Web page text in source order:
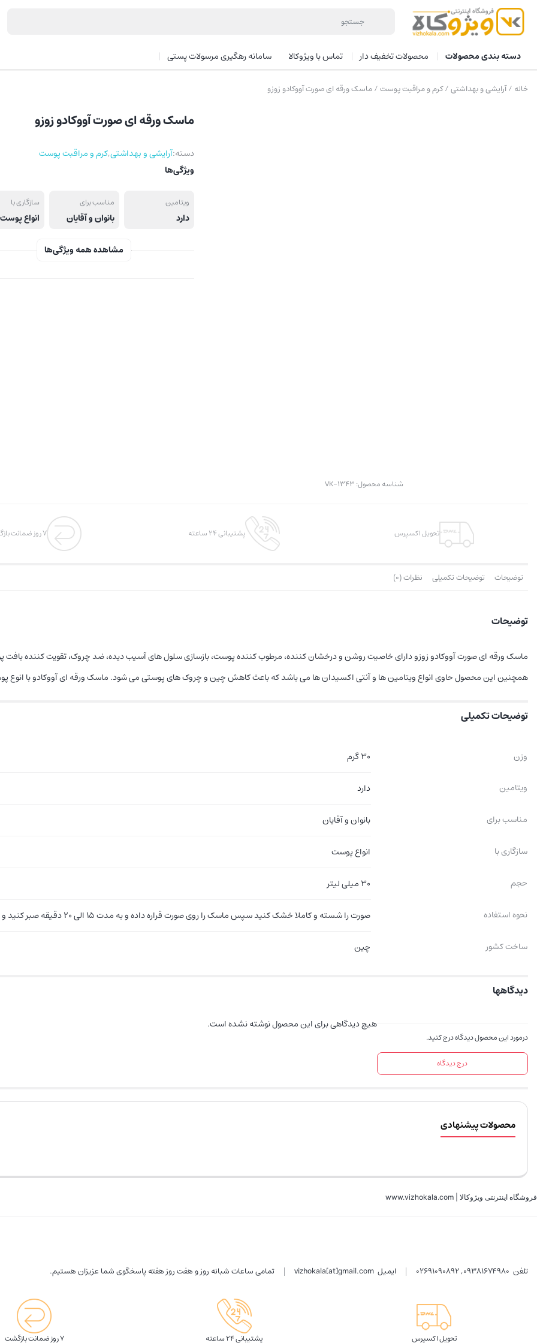
دسته بندی محصولات محصولات تخفیف دار تماس با ویژوکالا سامانه رهگیری مرسولات پستی
خانه /آرایشی و بهداشتی/کرم و مراقبت پوست/ ماسک ورقه ای صورت آووکادو زوزو
شناسه محصول:VK-1343
ماسک ورقه ای صورت آووکادو زوزو
دسته:آرایشی و بهداشتی,کرم و مراقبت پوست
ویژگی‌ها
ویتامین
دارد
مناسب برای
بانوان و آقایان
سازگاری با
انواع پوست
مشاهده همه ویژگی‌ها
تحویل اکسپرس پشتیبانی 24 ساعته 7 روز ضمانت بازگشت
توضیحات توضیحات تکمیلی نظرات (0)
توضیحات
ماسک ورقه ای صورت آووکادو زوزو دارای خاصیت روشن و درخشان کننده، مرطوب کننده پوست، بازسازی سلول های آسیب دیده، ضد چروک، تقویت کننده بافت
همچنین این محصول حاوی انواع ویتامین ها و آنتی اکسیدان ها می باشد که باعث کاهش چین و چروک های پوستی می شود. ماسک ورقه ای آووکادو با
توضیحات تکمیلی
وزن 30 گرم
ویتامین دارد
مناسب برای بانوان و آقایان
سازگاری با انواع پوست
حجم 30 میلی لیتر
نحوه استفاده صورت را شسته و کاملا خشک کنید سپس ماسک را روی صورت قراره داده و به مدت 15 الی 20 دقیقه صبر کنید و بعد از آن ماسک را برداشته و صورت را با آب خنک بشورید.
ساخت کشور چین
دیدگاهها
درمورد این محصول دیدگاه درج کنید.
درج دیدگاه
هیچ دیدگاهی برای این محصول نوشته نشده است.
محصولات پیشنهادی
فروشگاه اینترنتی ویژوکالا | www.vizhokala.com
تلفن 09381674980
,
02691090892 ایمیل vizhokala[at]gmail.com تمامی ساعات شبانه روز و هفت روز هفته پاسخگوی شما عزیزان هستیم.
تحویل اکسپرس پشتیبانی 24 ساعته 7 روز ضمانت بازگشت